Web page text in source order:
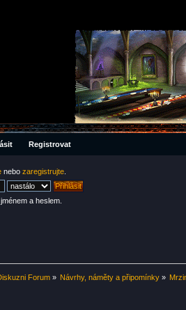
Registrovat
nebo zaregistrujte
a heslem.
Forum» Návrhy, náměty a připomínky»